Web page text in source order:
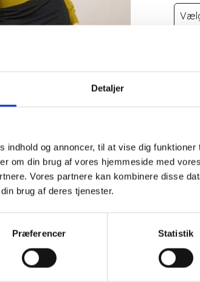
Detaljer
indhold og annoncer, til at vise dig
om din brug af vores hjemmeside med
Vores partnere kan kombinere disse
brug af deres tjenester.
Præferencer Statistik
Den